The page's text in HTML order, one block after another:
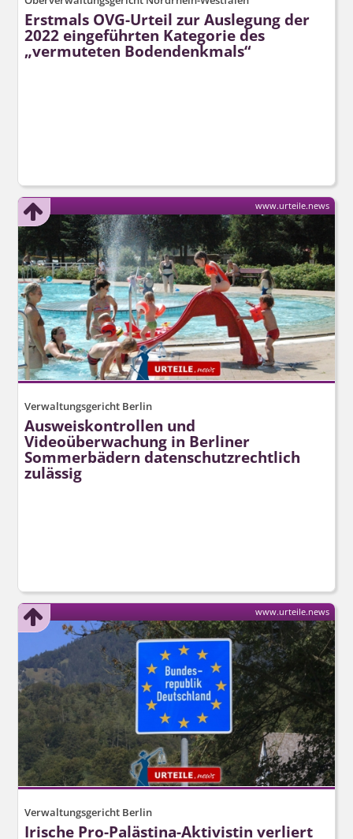
Erstmals OVG-Urteil zur Auslegung der
2022 eingeführten Kategorie des
„vermuteten Bodendenkmals“
Verwaltungsgericht Berlin
Ausweiskontrollen und
Videoüberwachung in Berliner
Sommerbädern datenschutz­rechtlich
zulässig
www.urteile.news
Verwaltungsgericht Berlin
Irische Pro-Palästina-Aktivistin verliert
www.urteile.news